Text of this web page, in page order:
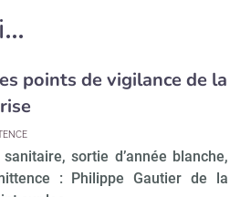
points de vigilance de la
sortie d’année blanche,
: Philippe Gautier de la